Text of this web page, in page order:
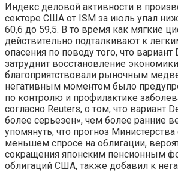
Индекс деловой активности в
секторе США от ISM за июль упал
60,6 до 59,5. В то время как мягкие
действительно подталкивают к
опасения по поводу того, что вариант
затруднит восстановление
благоприятствовали рыночным
негативным моментом было
по контролю и профилактике
согласно Reuters, о том, что вариант
более серьезен», чем более ранние
упомянуть, что прогноз
меньшем спросе на облигации,
сокращения японским пенсионным
облигаций США, также добавил к